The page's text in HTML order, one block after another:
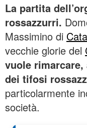
La partita
rossazzurri.
Massimino di
vecchie glorie del
vuole rimarcare,
dei tifosi
particolarmente
società.